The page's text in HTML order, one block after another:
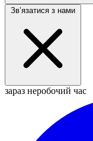
Звʼязатися з нами
зараз неробочий час